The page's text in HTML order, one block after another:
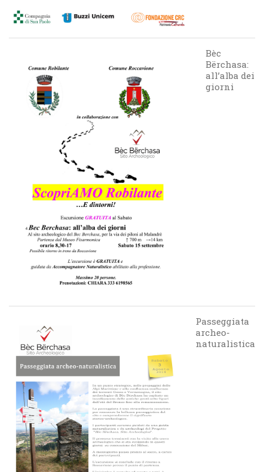
Bèc
Bërchasa:
all’alba dei
giorni
Passeggiata
archeo-
naturalistica